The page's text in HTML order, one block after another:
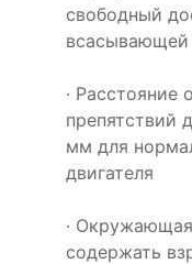
свободный
всасывающей
· Расстояние
препятствий
мм для
двигателя
·
содержать